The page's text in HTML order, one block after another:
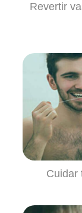
Revertir
Cuidar